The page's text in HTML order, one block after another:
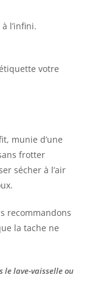
l’infini.
votre
munie d’une
frotter
sécher à l’air
recommandons
la tache ne
le lave-vaisselle ou